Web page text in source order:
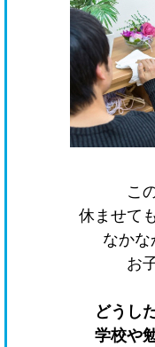
こ
休ませて
なかな
お
どうし
学校や